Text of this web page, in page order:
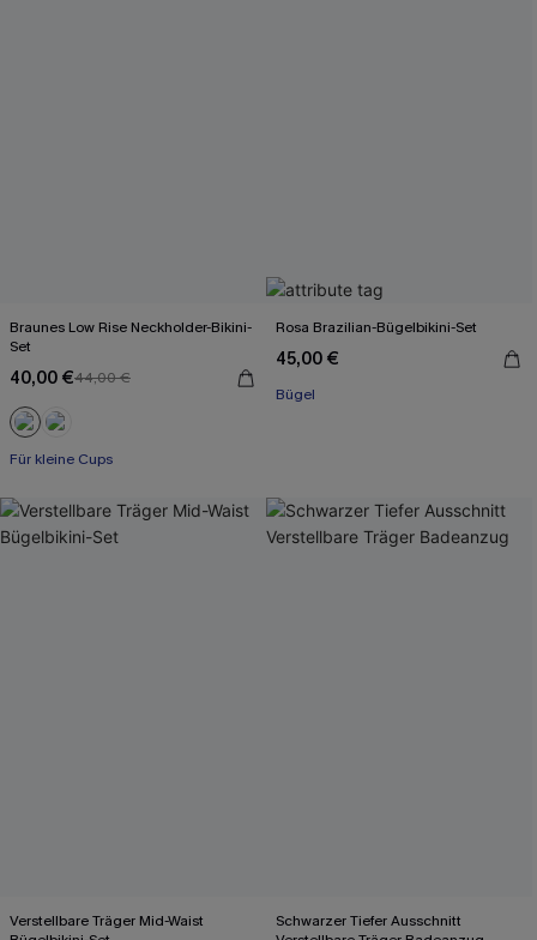
Braunes Low Rise Neckholder-Bikini-
Set
40,00 €44,00 €
Für kleine Cups
Rosa Brazilian-Bügelbikini-Set
45,00 €
Bügel
Verstellbare Träger Mid-Waist
Schwarzer Tiefer Ausschnitt